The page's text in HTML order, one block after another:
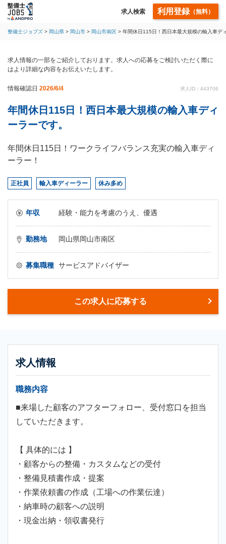
求人検索 利用登録（無料）
整備士ジョブズ 岡山県 岡山市 岡山市南区 年間休日115日！西日本最大規模の輸入車デ
求人情報の一部をご紹介しております。求人への応募をご検討いただく際に
はより詳細な内容をお伝えいたします。
情報確認日 2026/6/4 求人ID：443706
年間休日115日！西日本最大規模の輸入車ディ
ーラーです。
年間休日115日！ワークライフバランス充実の輸入車ディ
ーラー！
正社員 輸入車ディーラー 休み多め
年収 経験・能力を考慮のうえ、優遇
勤務地 岡山県岡山市南区
募集職種 サービスアドバイザー
この求人に応募する
求人情報
職務内容
■来場した顧客のアフターフォロー、受付窓口を担当
していただきます。
【 具体的には 】
・顧客からの整備・カスタムなどの受付
・整備見積書作成・提案
・作業依頼書の作成（工場への作業伝達）
・納車時の顧客への説明
・現金出納・領収書発行